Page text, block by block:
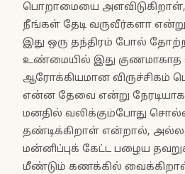
பொறாமையை
நீங்கள் தேடி வருவீர்களா
இது ஒரு தந்திரம் போல்
உண்மையில் இது
ஆரோக்கியமான விருச்சிகம்
என்ன தேவை என்று
மனதில் வலிக்கும்போது
தண்டிக்கிறாள் என்றால்,
மன்னிப்புக் கேட்ட பழைய
மீண்டும் கணக்கில்